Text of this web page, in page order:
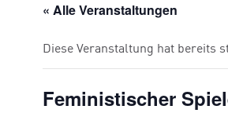
« Alle Veranstaltungen
Diese Veranstaltung hat bereits
Feministischer